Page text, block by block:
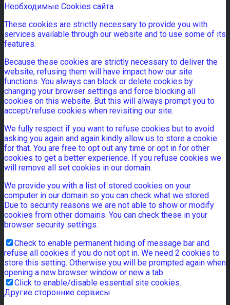
Необходимые Cookies сайта
These cookies are strictly necessary to provide you with
services available through our website and to use some of its
features.
Because these cookies are strictly necessary to deliver the
website, refusing them will have impact how our site
functions. You always can block or delete cookies by
changing your browser settings and force blocking all
cookies on this website. But this will always prompt you to
accept/refuse cookies when revisiting our site.
We fully respect if you want to refuse cookies but to avoid
asking you again and again kindly allow us to store a cookie
for that. You are free to opt out any time or opt in for other
cookies to get a better experience. If you refuse cookies we
will remove all set cookies in our domain.
We provide you with a list of stored cookies on your
computer in our domain so you can check what we stored.
Due to security reasons we are not able to show or modify
cookies from other domains. You can check these in your
browser security settings.
Check to enable permanent hiding of message bar and
refuse all cookies if you do not opt in. We need 2 cookies to
store this setting. Otherwise you will be prompted again when
opening a new browser window or new a tab.
Click to enable/disable essential site cookies.
Другие сторонние сервисы